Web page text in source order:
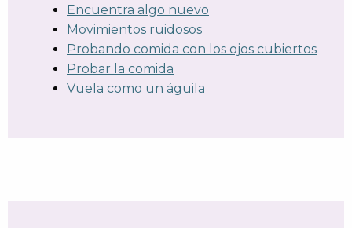
Encuentra algo nuevo
Movimientos ruidosos
Probando comida con los ojos cubiertos
Probar la comida
Vuela como un águila